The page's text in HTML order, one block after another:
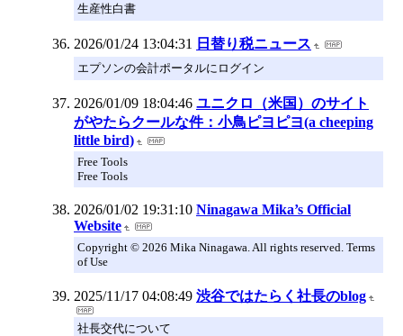
生産性白書
2026/01/24 13:04:31 日替り税ニュース
エプソンの会計ポータルにログイン
2026/01/09 18:04:46 ユニクロ（米国）のサイト
がやたらクールな件：小鳥ピヨピヨ(a cheeping
little bird)
Free Tools
Free Tools
2026/01/02 19:31:10 Ninagawa Mika’s Official
Website
Copyright © 2026 Mika Ninagawa. All rights reserved. Terms
of Use
2025/11/17 04:08:49 渋谷ではたらく社長のblog
社長交代について